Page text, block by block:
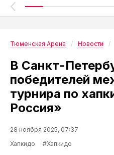
Тюменская Арена Новости
В Санкт-
победителей
турнира по
Россия»
28 ноября 2025, 07:37
Хапкидо
#Хапкидо